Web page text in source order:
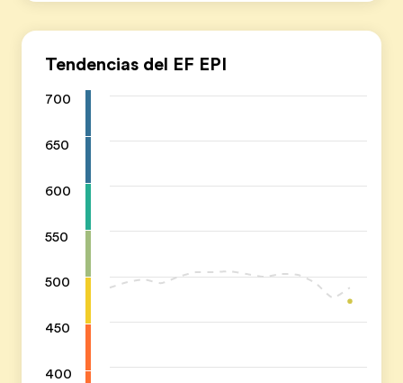
Tendencias del EF EPI
700
650
600
550
500
450
400